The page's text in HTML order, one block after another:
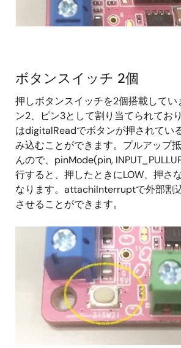
ボタンスイッチ 2個
押しボタンスイッチを2個搭載して
ン2、ピン3として割り当てられてお
はdigitalReadでボタンが押されてい
み込むことができます。プルアップ
んので、pinMode(pin,
行すると、押したときにLOW、押さ
なります。attachiInterruptで外部割
させることができます。